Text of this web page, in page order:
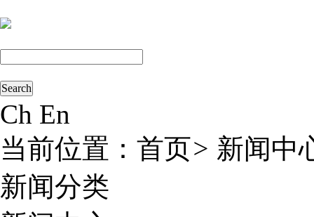
Ch En
当前位置： 首页> 新闻中
新闻分类